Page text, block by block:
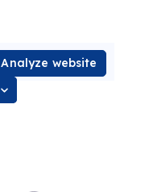
Analyze website